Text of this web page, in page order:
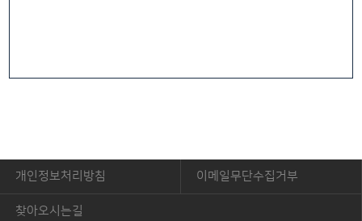
개인정보처리방침 이메일무단수집거부
찾아오시는길